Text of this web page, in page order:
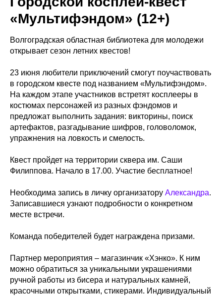
«Мультифэндом» (12+)
Волгоградская областная библиотека для молодежи
открывает сезон летних квестов!
23 июня любители приключений смогут поучаствовать
в городском квесте под названием «Мультифэндом».
На каждом этапе участников встретят косплееры в
костюмах персонажей из разных фэндомов и
предложат выполнить задания: викторины, поиск
артефактов, разгадывание шифров, головоломок,
упражнения на ловкость и смелость.
Квест пройдет на территории сквера им. Саши
Филиппова. Начало в 17.00. Участие бесплатное!
Необходима запись в личку организатору Александра.
Записавшиеся узнают подробности о конкретном
месте встречи.
Команда победителей будет награждена призами.
Партнер мероприятия – магазинчик «Хэнко». К ним
можно обратиться за уникальными украшениями
ручной работы из бисера и натуральных камней,
красочными открытками, стикерами. Индивидуальный